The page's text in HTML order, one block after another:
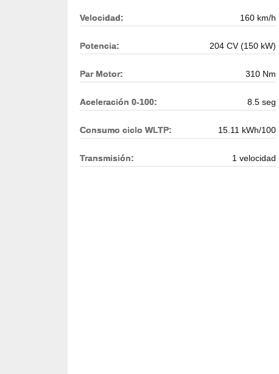
Velocidad: 160 km/h
Potencia: 204 CV (150 kW)
Par Motor: 310 Nm
Aceleración 0-100: 8.5 seg
Consumo ciclo WLTP: 15.11 kWh/100
Transmisión: 1 velocidad